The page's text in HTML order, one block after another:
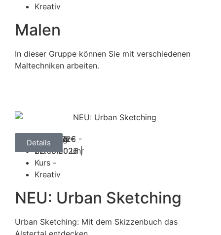
Kreativ
Malen
In dieser Gruppe können Sie mit verschiedenen
Maltechniken arbeiten.
01.09.2026 -
22.09.2026 |
Kurs -
Kreativ
ab 69,00 €
Dienstag
16:00 Uhr
bis 18:00 Uhr
NEU: Urban Sketching
Urban Sketching: Mit dem Skizzenbuch das
Details